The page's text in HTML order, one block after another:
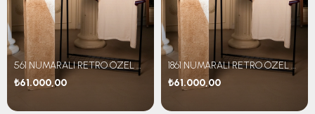
561 NUMARALI RETRO ÖZEL SET
₺61.000,00
1861 NUMARALI RETRO ÖZEL SET
₺61.000,00